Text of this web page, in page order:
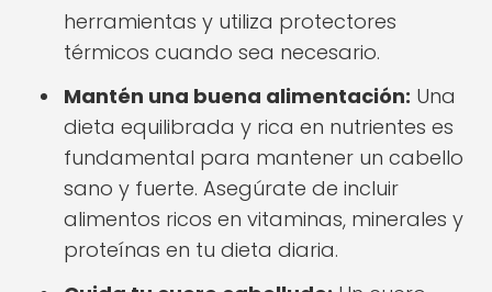
herramientas y utiliza protectores
térmicos cuando sea necesario.
Mantén una buena alimentación: Una
dieta equilibrada y rica en nutrientes es
fundamental para mantener un cabello
sano y fuerte. Asegúrate de incluir
alimentos ricos en vitaminas, minerales y
proteínas en tu dieta diaria.